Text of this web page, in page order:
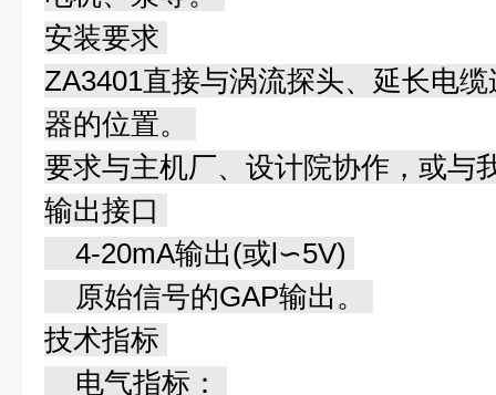
安装要求
ZA3401直接与涡流探头、延长电
器的位置。
要求与主机厂、设计院协作，或与
输出接口
4-20mA输出(或l∽5V)
原始信号的GAP输出。
技术指标
电气指标：